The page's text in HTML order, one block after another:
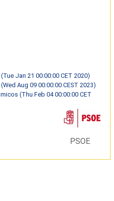
Jan 21 00:00:00 CET 2020)
Aug 09 00:00:00 CEST 2023)
(Thu Feb 04 00:00:00 CET
PSOE